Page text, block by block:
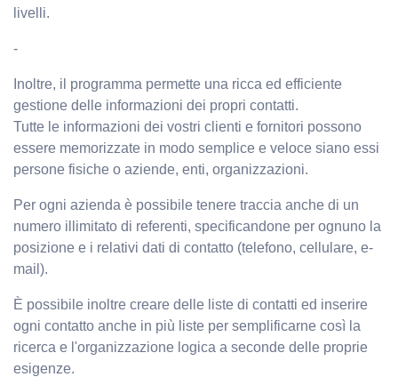
livelli.
-
Inoltre, il programma permette una ricca ed efficiente
gestione delle informazioni dei propri contatti.
Tutte le informazioni dei vostri clienti e fornitori possono
essere memorizzate in modo semplice e veloce siano essi
persone fisiche o aziende, enti, organizzazioni.
Per ogni azienda è possibile tenere traccia anche di un
numero illimitato di referenti, specificandone per ognuno la
posizione e i relativi dati di contatto (telefono, cellulare, e-
mail).
È possibile inoltre creare delle liste di contatti ed inserire
ogni contatto anche in più liste per semplificarne così la
ricerca e l'organizzazione logica a seconde delle proprie
esigenze.